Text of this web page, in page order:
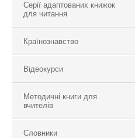
Серії адаптованих книжок
для читання
Країнознавство
Відеокурси
Методичні книги для
вчителів
Словники